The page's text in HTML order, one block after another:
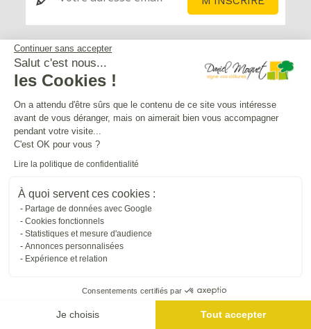
Continuer sans accepter
Salut c'est nous...
les Cookies !
On a attendu d'être sûrs que le contenu de ce site vous intéresse
avant de vous déranger, mais on aimerait bien vous accompagner
pendant votre visite...
C'est OK pour vous ?
Lire la politique de confidentialité
À quoi servent ces cookies :
Partage de données avec Google
Cookies fonctionnels
Statistiques et mesure d'audience
Annonces personnalisées
Expérience et relation
Consentements certifiés par
Je choisis Tout accepter
Service après-vente
Mentions légales
Crédits Agence de communication
Plan du site
Gestion des cookies